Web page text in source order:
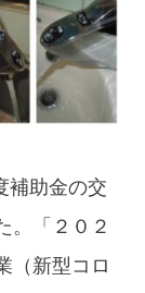
補助金の交
。「２０２
（新型コロ